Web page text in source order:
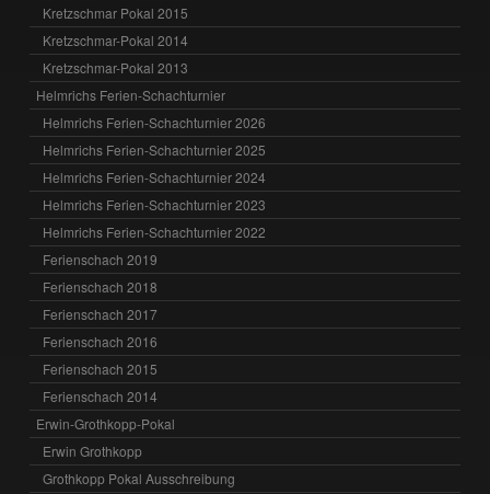
Kretzschmar Pokal 2015
Kretzschmar-Pokal 2014
Kretzschmar-Pokal 2013
Helmrichs Ferien-Schachturnier
Helmrichs Ferien-Schachturnier 2026
Helmrichs Ferien-Schachturnier 2025
Helmrichs Ferien-Schachturnier 2024
Helmrichs Ferien-Schachturnier 2023
Helmrichs Ferien-Schachturnier 2022
Ferienschach 2019
Ferienschach 2018
Ferienschach 2017
Ferienschach 2016
Ferienschach 2015
Ferienschach 2014
Erwin-Grothkopp-Pokal
Erwin Grothkopp
Grothkopp Pokal Ausschreibung